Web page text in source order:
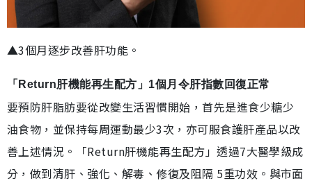
▲3個月逐步改善肝功能。
「Return肝機能再生配方」1個月令肝指數回復正常
要預防肝脂肪要從改變生活習慣開始，首先是進食少糖少
油食物，並保持每周運動最少3次，亦可服食護肝產品以改
善上述情況。「Return肝機能再生配方」透過7大醫學級成
分，做到清肝、強化、解毒、修復及阻隔 5重功效。與市面